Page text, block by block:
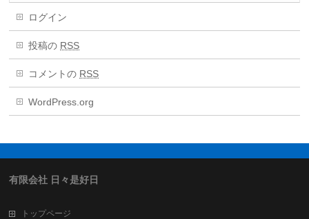
ログイン
投稿の RSS
コメントの RSS
WordPress.org
有限会社 日々是好日
トップページ